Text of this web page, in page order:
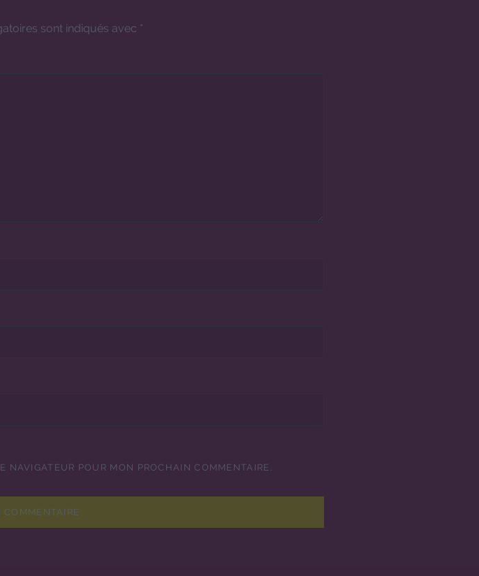
sont indiqués avec *
POUR MON PROCHAIN COMMENTAIRE.